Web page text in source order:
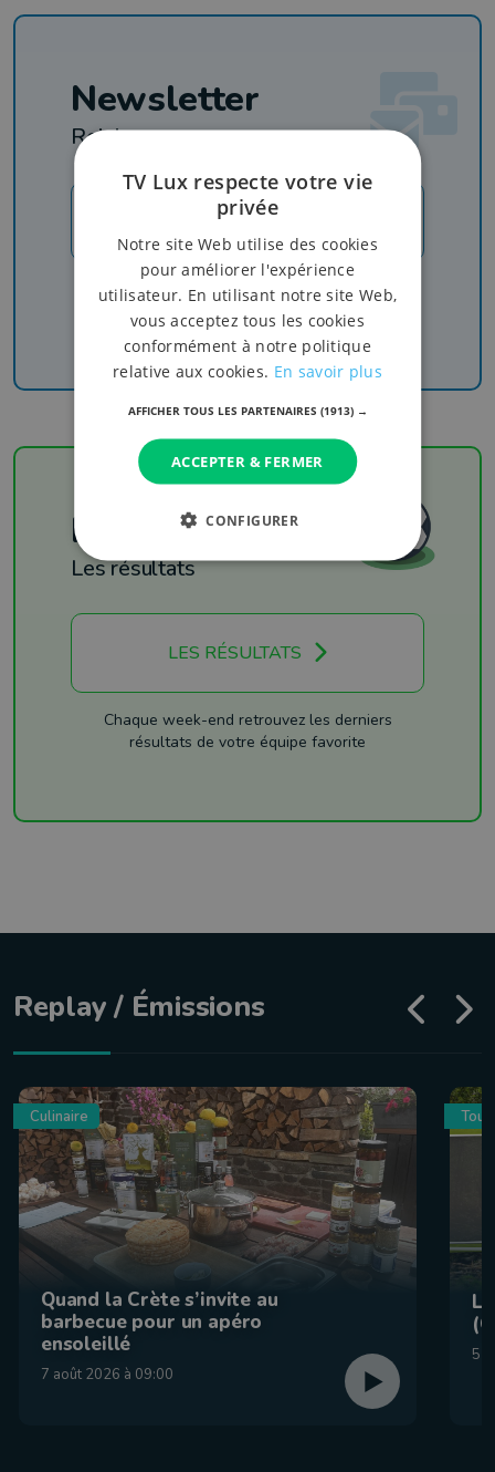
Newsletter
Rejoignez-nous
JE M'INSCRIS
Recevez nos newsletters pour ne rien manquer
de l'info, du sport et de nos émissions
Football
Les résultats
LES RÉSULTATS
Chaque week-end retrouvez les derniers
résultats de votre équipe favorite
Replay / Émissions
Culinaire
Quand la Crète s’invite au
barbecue pour un apéro
ensoleillé
7 août 2026 à 09:00
5
TV Lux respecte votre vie
privée
Notre site Web utilise des cookies
pour améliorer l'expérience
utilisateur. En utilisant notre site Web,
vous acceptez tous les cookies
conformément à notre politique
relative aux cookies. En savoir plus
AFFICHER TOUS LES PARTENAIRES (1913) →
ACCEPTER & FERMER
CONFIGURER